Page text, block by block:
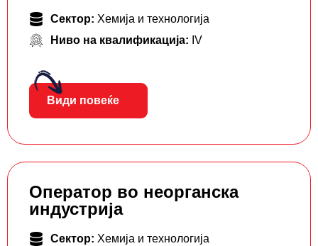
Сектор: Хемија и технологија
Ниво на квалификација: IV
Види повеќе
Оператор во неорганска
индустрија
Сектор: Хемија и технологија